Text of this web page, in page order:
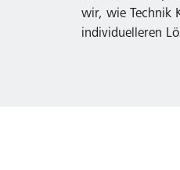
wir, wie Technik
individuelleren